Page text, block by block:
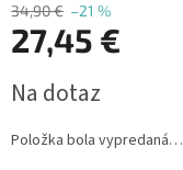
34,90 € –21 %
27,45 €
cena:
Na dotaz
Položka bola vypredaná…